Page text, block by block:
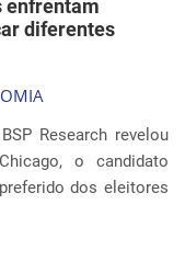
enfrentam
diferentes
Research revelou
o candidato
dos eleitores